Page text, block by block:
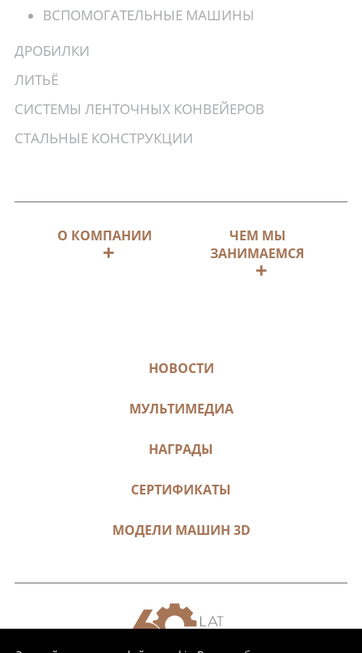
ВСПОМОГАТЕЛЬНЫЕ МАШИНЫ
ДРОБИЛКИ
ЛИТЬЁ
СИСТЕМЫ ЛЕНТОЧНЫХ КОНВЕЙЕРОВ
СТАЛЬНЫЕ КОНСТРУКЦИИ
О КОМПАНИИ
ЧЕМ МЫ
ЗАНИМАЕМСЯ
НОВОСТИ
МУЛЬТИМЕДИА
НАГРАДЫ
СЕРТИФИКАТЫ
МОДЕЛИ МАШИН 3D